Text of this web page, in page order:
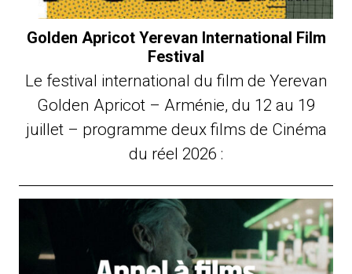
Golden Apricot Yerevan International Film
Festival
Le festival international du film de Yerevan
Golden Apricot – Arménie, du 12 au 19
juillet – programme deux films de Cinéma
du réel 2026 :